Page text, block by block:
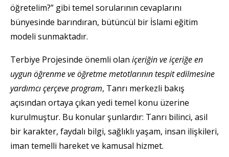
öğretelim?” gibi temel sorularının cevaplarını
bünyesinde barındıran, bütüncül bir İslami eğitim
modeli sunmaktadır.
Terbiye Projesinde önemli olan içeriğin ve içeriğe en
uygun öğrenme ve öğretme metotlarının tespit edilmesine
yardımcı çerçeve program, Tanrı merkezli bakış
açısından ortaya çıkan yedi temel konu üzerine
kurulmuştur. Bu konular şunlardır: Tanrı bilinci, asil
bir karakter, faydalı bilgi, sağlıklı yaşam, insan ilişkileri,
iman temelli hareket ve kamusal hizmet.